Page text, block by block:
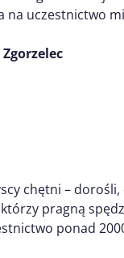
na uczestnictwo
chętni – dorośli,
pragną
ponad